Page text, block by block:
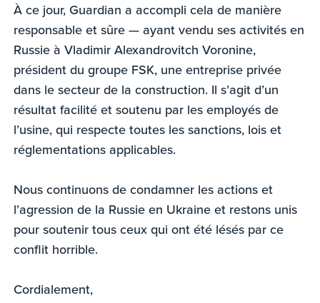
À ce jour, Guardian a accompli cela de manière
responsable et sûre — ayant vendu ses activités en
Russie à Vladimir Alexandrovitch Voronine,
président du groupe FSK, une entreprise privée
dans le secteur de la construction. Il s’agit d’un
résultat facilité et soutenu par les employés de
l’usine, qui respecte toutes les sanctions, lois et
réglementations applicables.
Nous continuons de condamner les actions et
l’agression de la Russie en Ukraine et restons unis
pour soutenir tous ceux qui ont été lésés par ce
conflit horrible.
Cordialement,